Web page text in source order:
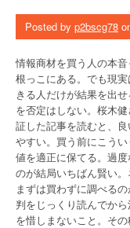
Posted by p2bscg78
情報商材を買う人の本
根っこにある。でも現
きる人だけが結果を出
を否定はしない。桜木
証した記事を読むと、
やすい。買う前にこう
値を適正に保てる。過
のが結局いちばん賢い。
まずは買わずに調べる
判をじっくり読んでか
を惜しまないこと。そ